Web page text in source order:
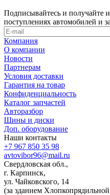
Подписывайтесь и
поступлениях автомобилей и
Компания
О компании
Новости
Партнерам
Условия доставки
Гарантия на товар
Конфиденциальность
Каталог запчастей
Авторазбор
Шины и диски
Доп. оборудование
Наши контакты
+7 967 850 35 98
avtovibor96@mail.ru
Свердловская обл.,
г. Карпинск,
ул. Чайковского, 14
(за зданием